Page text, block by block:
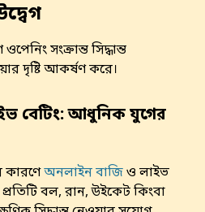
সংক্রান্ত সিদ্ধান্ত
দৃষ্টি আকর্ষণ করে।
বেটিং: আধুনিক যুগের
কারণেঅনলাইন বাজিও লাইভ
বল, রান, উইকেট কিংবা